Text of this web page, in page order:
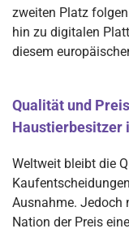
zweiten Platz
hin zu digitalen
diesem
Qualität und
Haustierbesitzer
Weltweit bleibt die
Ausnahme. Jedoch
Nation der Preis